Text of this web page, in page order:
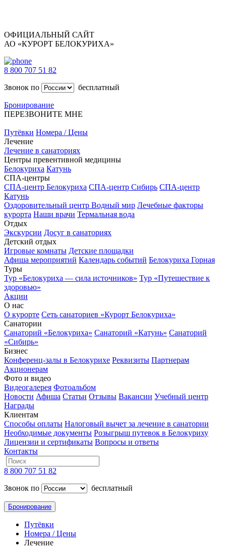
ОФИЦИАЛЬНЫЙ САЙТ
АО «КУРОРТ БЕЛОКУРИХА»
8 800 707 51 82
Звонок по
бесплатный
Бронирование
ПЕРЕЗВОНИТЕ МНЕ
Путёвки Номера / Цены
Лечение
Лечение в санаториях
Центры превентивной медицины
Белокуриха Катунь
СПА-центры
СПА-центр Белокуриха СПА-центр Сибирь СПА-центр
Катунь
Оздоровительный центр Водный мир Лечебные факторы
курорта Наши врачи Термальная вода
Отдых
Экскурсии Досуг в санаториях
Детский отдых
Игровые комнаты Детские площадки
Афиша мероприятий Календарь событий Белокуриха Горная
Туры
Тур «Белокуриха — сила источников» Тур «Путешествие к
здоровью»
Акции
О нас
О курорте Сеть санаториев «Курорт Белокуриха»
Санатории
Санаторий «Белокуриха» Санаторий «Катунь» Санаторий
«Сибирь»
Бизнес
Конференц-залы в Белокурихе Реквизиты Партнерам
Акционерам
Фото и видео
Видеогалерея Фотоальбом
Новости Афиша Статьи Отзывы Вакансии Учебный центр
Награды
Клиентам
Способы оплаты Налоговый вычет за лечение в санатории
Необходимые документы Розыгрыш путевок в Белокуриху
Лицензии и сертификаты Вопросы и ответы
Контакты
8 800 707 51 82
Звонок по
бесплатный
Бронирование
Путёвки
Номера / Цены
Лечение